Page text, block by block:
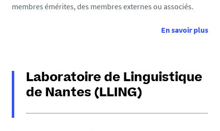
membres émérites, des membres externes ou associés.
En savoir plus
Laboratoire de Linguistique
de Nantes (LLING)